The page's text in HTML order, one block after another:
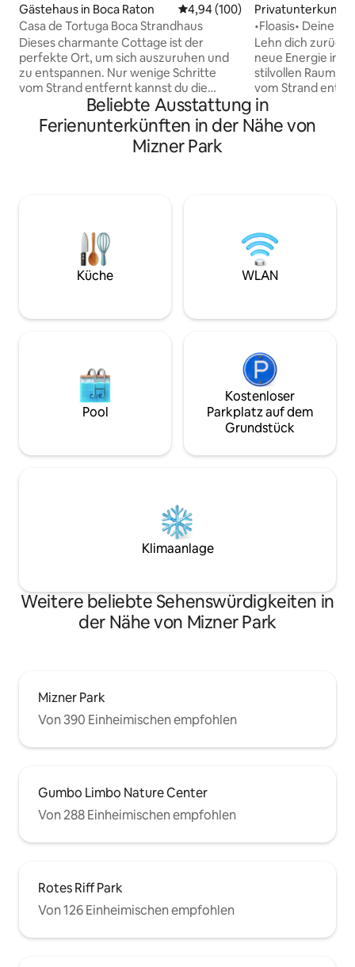
Gästehaus in Boca Raton Durchschnittliche Bewertung:
4,94 (100)
Casa de Tortuga Boca Strandhaus
Dieses charmante Cottage ist der
perfekte Ort, um sich auszuruhen und
zu entspannen. Nur wenige Schritte
vom Strand entfernt kannst du die
Sonne, den Sand und das Surfen
genießen. Dieses malerische Ferienhaus
ist die perfekte Oase, um alles zu
genießen, was das Leben in der
entfernt. Du wirst die Privatsphäre
lieben, die dieses freistehende Cottage
auf einem vollständig eingezäunten
Grundstück bietet. Du hast außerdem
einem Essbereich im Freien.
Privatunterkunft
o Beach
•Floasis• Deine
Minuten vom
Lehn dich
neue Energie in
stilvollen Raum!
vom Strand
Aktivitäten,
Geschäften in
gesagt, sobald
können, auf der
entspannen oder
Wetter in Florida
die perfekte
Beliebte Ausstattung in
Ferienunterkünften in der Nähe von
Mizner Park
Küche WLAN
Pool
Kostenloser
Parkplatz auf dem
Grundstück
Klimaanlage
Weitere beliebte Sehenswürdigkeiten in
der Nähe von Mizner Park
Mizner Park
Von 390 Einheimischen empfohlen
Gumbo Limbo Nature Center
Von 288 Einheimischen empfohlen
Rotes Riff Park
Von 126 Einheimischen empfohlen